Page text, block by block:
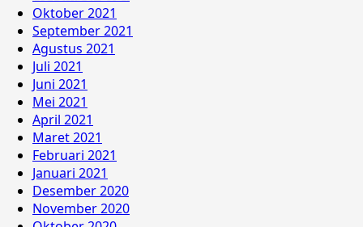
Oktober 2021
September 2021
Agustus 2021
Juli 2021
Juni 2021
Mei 2021
April 2021
Maret 2021
Februari 2021
Januari 2021
Desember 2020
November 2020